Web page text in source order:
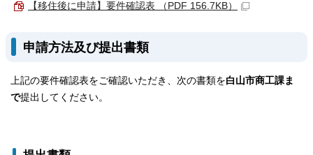
【移住後に申請】要件確認表 （PDF 156.7KB）
申請方法及び提出書類
上記の要件確認表をご確認いただき、次の書類を白山市商工課ま
で提出してください。